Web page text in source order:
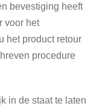
bevestiging heeft
voor het
het product retour
procedure
in de staat te laten